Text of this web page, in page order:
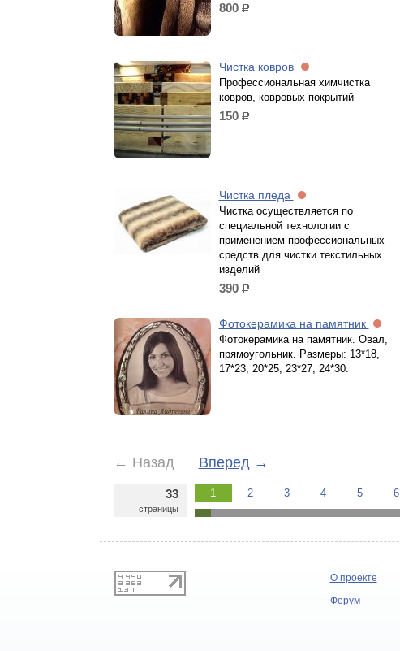
800 р.
Чистка ковров
Профессиональная химчистка
ковров, ковровых покрытий
150 р.
Чистка пледа
Чистка осуществляется по
специальной технологии с
применением профессиональных
средств для чистки текстильных
изделий
390 р.
Фотокерамика на памятник
Фотокерамика на памятник. Овал,
прямоугольник. Размеры: 13*18,
17*23, 20*25, 23*27, 24*30.
← Назад Вперед→
33
страницы
1 2 3 4 5 6
О проекте
Форум